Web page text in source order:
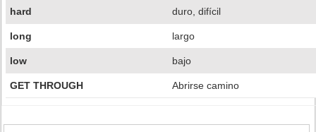
hard duro, difícil
long largo
low bajo
GET THROUGH Abrirse camino